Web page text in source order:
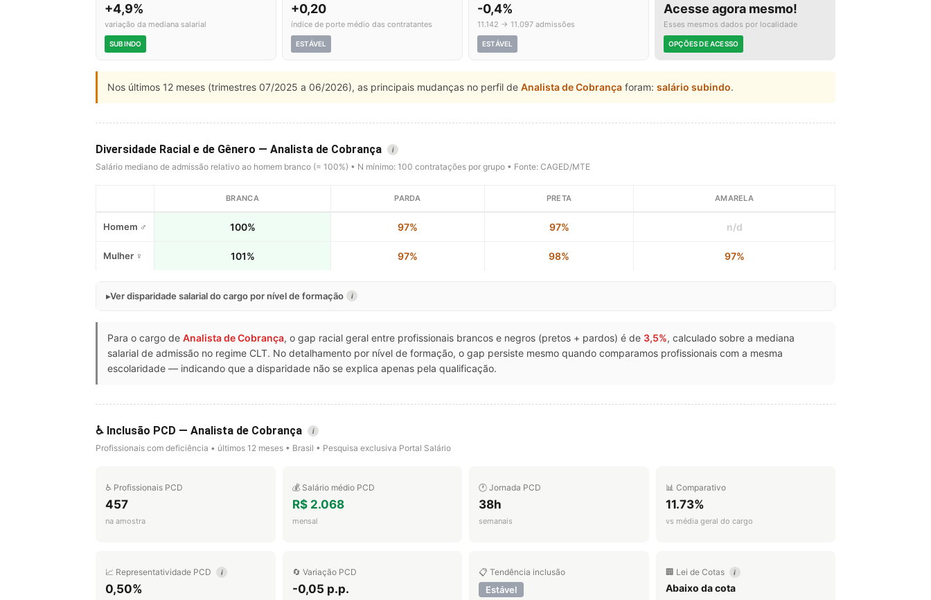
+4,9%
variação da mediana salarial
SUBINDO
+0,20
índice de porte médio das contratantes
ESTÁVEL
-0,4%
11.142 → 11.097 admissões
ESTÁVEL
Acesse agora mesmo!
Esses mesmos dados por localidade
OPÇÕES DE ACESSO
Nos últimos 12 meses (trimestres 07/2025 a 06/2026), as principais mudanças no perfil de Analista de Cobrança foram: salário subindo.
Diversidade Racial e de Gênero — Analista de Cobrança i
Salário mediano de admissão relativo ao homem branco (= 100%) • N mínimo: 100 contratações por grupo • Fonte: CAGED/MTE
BRANCA PARDA PRETA AMARELA
Homem ♂ 100% 97% 97% n/d
Mulher ♀ 101% 97% 98% 97%
Ver disparidade salarial do cargo por nível de formação i
Para o cargo de Analista de Cobrança, o gap racial geral entre profissionais brancos e negros (pretos + pardos) é de 3,5%, calculado sobre a mediana
salarial de admissão no regime CLT. No detalhamento por nível de formação, o gap persiste mesmo quando comparamos profissionais com a mesma
escolaridade — indicando que a disparidade não se explica apenas pela qualificação.
♿ Inclusão PCD — Analista de Cobrança i
Profissionais com deficiência • últimos 12 meses • Brasil • Pesquisa exclusiva Portal Salário
♿ Profissionais PCD
457
na amostra
💰 Salário médio PCD
R$ 2.068
mensal
🕐 Jornada PCD
38h
semanais
📊 Comparativo
11.73%
vs média geral do cargo
📈 Representatividade PCD i
0,50%
🔄 Variação PCD
-0,05 p.p.
📋 Tendência inclusão
Estável
🏢 Lei de Cotas i
Abaixo da cota